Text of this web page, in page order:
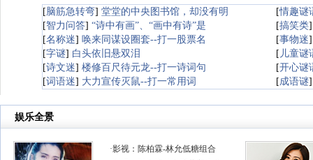
[脑筋急转弯] 堂堂的中央图书馆，却没有明 [情趣谜
[智力问答] “诗中有画”、“画中有诗”是 [搞笑类
[名称迷] 唤来同谋设圈套--打一股票名 [事物迷
[字谜] 白头依旧悬双泪 [ 儿童谜
[诗文迷] 楼修百尺待元龙--打一诗词句 [开心谜
[词语迷] 大力宣传灭鼠--打一常用词 [成语谜